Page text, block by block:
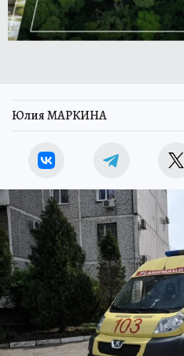
Юлия МАРКИНА